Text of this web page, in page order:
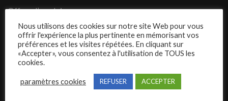
Offres d’emploi
Questions fréquentes
Blog
Contact
Nous utilisons des cookies sur notre site Web pour vous
offrir l'expérience la plus pertinente en mémorisant vos
préférences et les visites répétées. En cliquant sur
«Accepter», vous consentez à l'utilisation de TOUS les
cookies.
paramètres cookies REFUSER ACCEPTER